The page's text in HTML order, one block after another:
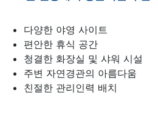
다양한 야영 사이트
편안한 휴식 공간
청결한 화장실 및 샤워 시설
주변 자연경관의 아름다움
친절한 관리인력 배치